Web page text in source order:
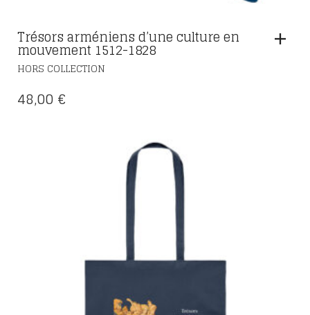
Trésors arméniens d’une culture en
mouvement 1512-1828
HORS COLLECTION
48,00 €